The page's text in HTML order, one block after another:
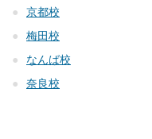
京都校
梅田校
なんば校
奈良校